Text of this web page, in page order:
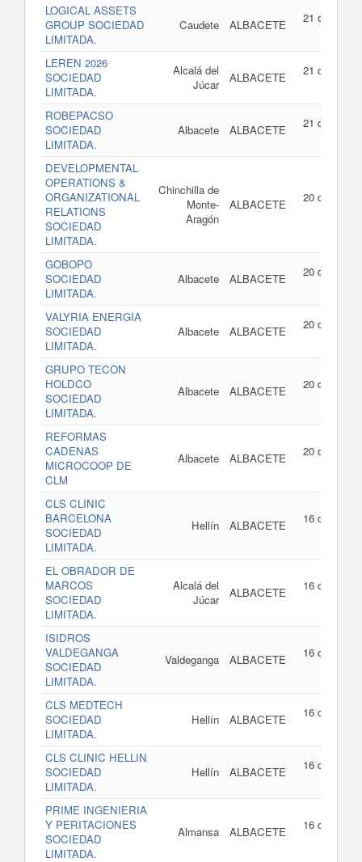
LOGICAL ASSETS
GROUP SOCIEDAD
LIMITADA.
Caudete ALBACETE
21 de julio
LEREN 2026
SOCIEDAD
LIMITADA.
Alcalá del
Júcar
ALBACETE
21 de julio
ROBEPACSO
SOCIEDAD
LIMITADA.
Albacete ALBACETE
21 de julio
DEVELOPMENTAL
OPERATIONS &
ORGANIZATIONAL
RELATIONS
SOCIEDAD
LIMITADA.
Chinchilla de
Monte-
Aragón
ALBACETE
20 de julio
GOBOPO
SOCIEDAD
LIMITADA.
Albacete ALBACETE
20 de julio
VALYRIA ENERGIA
SOCIEDAD
LIMITADA.
Albacete ALBACETE
20 de julio
GRUPO TECON
HOLDCO
SOCIEDAD
LIMITADA.
Albacete ALBACETE
20 de julio
REFORMAS
CADENAS
MICROCOOP DE
CLM
Albacete ALBACETE
20 de julio
CLS CLINIC
BARCELONA
SOCIEDAD
LIMITADA.
Hellín ALBACETE
16 de julio
EL OBRADOR DE
MARCOS
SOCIEDAD
LIMITADA.
Alcalá del
Júcar
ALBACETE
16 de julio
ISIDROS
VALDEGANGA
SOCIEDAD
LIMITADA.
Valdeganga ALBACETE
16 de julio
CLS MEDTECH
SOCIEDAD
LIMITADA.
Hellín ALBACETE
16 de julio
CLS CLINIC HELLIN
SOCIEDAD
LIMITADA.
Hellín ALBACETE
16 de julio
PRIME INGENIERIA
Y PERITACIONES
SOCIEDAD
LIMITADA.
Almansa ALBACETE
16 de julio